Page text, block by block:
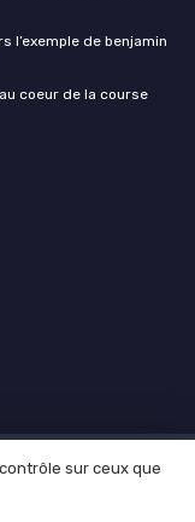
l’exemple de benjamin
coeur de la course
Ressources
sur ceux que